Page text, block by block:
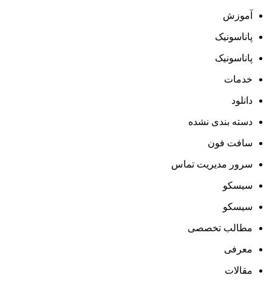
آموزش
پاناسونیک
پاناسونیک
خدمات
دانلود
دسته بندی نشده
سافت فون
سرور مدیریت تماس
سیسکو
سیسکو
مطالب تخصصی
معرفی
مقالات